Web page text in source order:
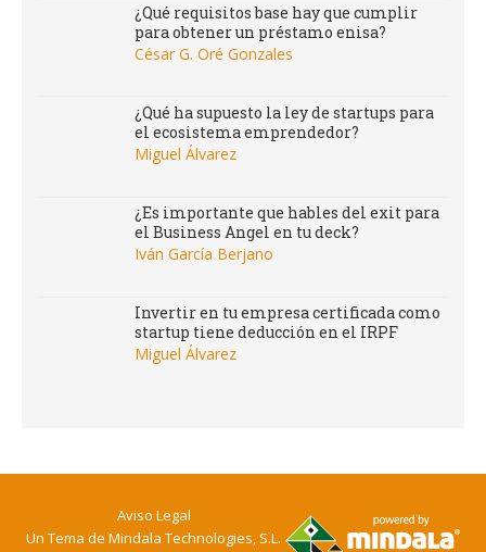
¿Qué requisitos base hay que cumplir
para obtener un préstamo enisa?
César G. Oré Gonzales
¿Qué ha supuesto la ley de startups para
el ecosistema emprendedor?
Miguel Álvarez
¿Es importante que hables del exit para
el Business Angel en tu deck?
Iván García Berjano
Invertir en tu empresa certificada como
startup tiene deducción en el IRPF
Miguel Álvarez
Aviso Legal
Un Tema de Mindala Technologies, S.L.